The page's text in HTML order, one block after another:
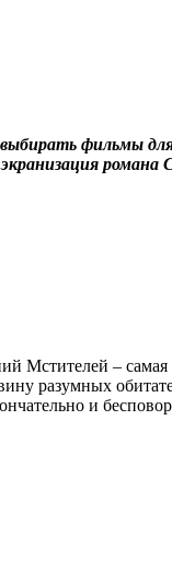
фильмы
Мстителей –
разумных
и